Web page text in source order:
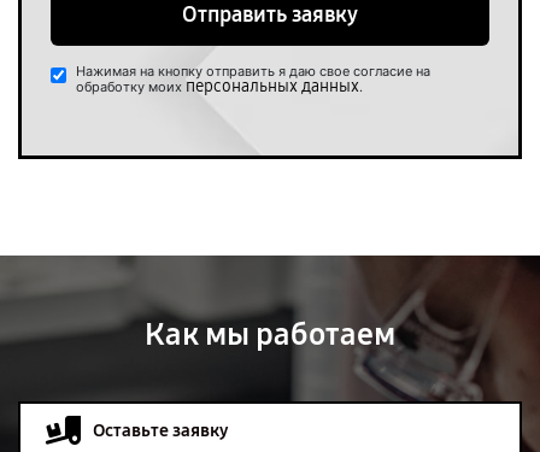
Отправить заявку
Нажимая на кнопку отправить я даю свое согласие на
обработку моих персональных данных.
Как мы работаем
Оставьте заявку